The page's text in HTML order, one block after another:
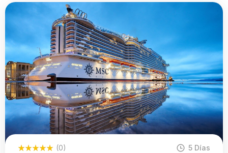
(0) 5 Días